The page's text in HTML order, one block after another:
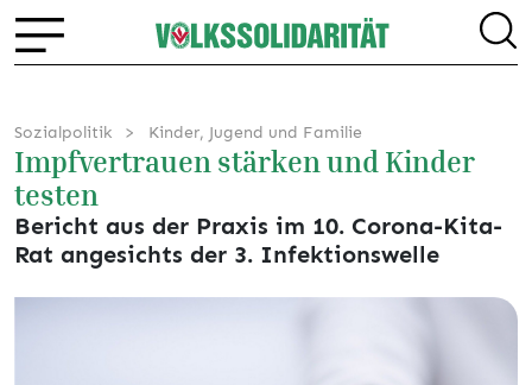
Sozialpolitik Kinder, Jugend und Familie
Impfvertrauen stärken und Kinder
testen
Bericht aus der Praxis im 10. Corona-Kita-
Rat angesichts der 3. Infektionswelle